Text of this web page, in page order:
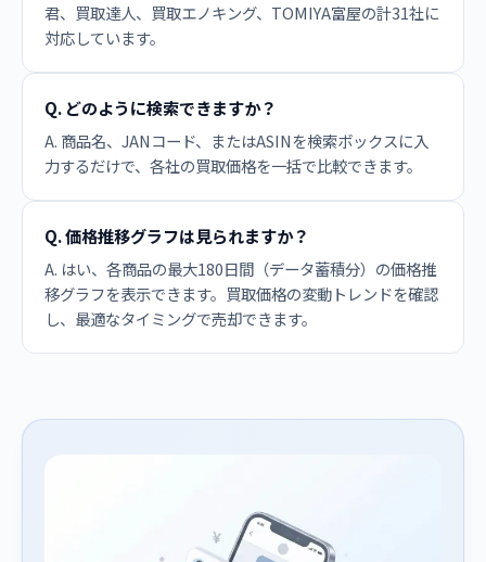
君、買取達人、買取エノキング、TOMIYA富屋の計31社に
対応しています。
Q. どのように検索できますか？
A. 商品名、JANコード、またはASINを検索ボックスに入
力するだけで、各社の買取価格を一括で比較できます。
Q. 価格推移グラフは見られますか？
A. はい、各商品の最大180日間（データ蓄積分）の価格推
移グラフを表示できます。買取価格の変動トレンドを確認
し、最適なタイミングで売却できます。